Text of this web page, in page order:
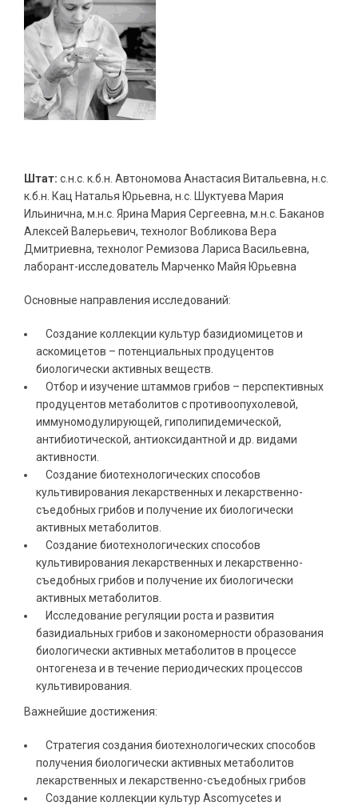
Штат: с.н.с. к.б.н. Автономова Анастасия Витальевна, н.с.
к.б.н. Кац Наталья Юрьевна, н.с. Шуктуева Мария
Ильинична, м.н.с. Ярина Мария Сергеевна, м.н.с. Баканов
Алексей Валерьевич, технолог Вобликова Вера
Дмитриевна, технолог Ремизова Лариса Васильевна,
лаборант-исследователь Марченко Майя Юрьевна
Основные направления исследований:
Создание коллекции культур базидиомицетов и
аскомицетов – потенциальных продуцентов
биологически активных веществ.
Отбор и изучение штаммов грибов – перспективных
продуцентов метаболитов с противоопухолевой,
иммуномодулирующей, гиполипидемической,
антибиотической, антиоксидантной и др. видами
активности.
Создание биотехнологических способов
культивирования лекарственных и лекарственно-
съедобных грибов и получение их биологически
активных метаболитов.
Создание биотехнологических способов
культивирования лекарственных и лекарственно-
съедобных грибов и получение их биологически
активных метаболитов.
Исследование регуляции роста и развития
базидиальных грибов и закономерности образования
биологически активных метаболитов в процессе
онтогенеза и в течение периодических процессов
культивирования.
Важнейшие достижения:
Стратегия создания биотехнологических способов
получения биологически активных метаболитов
лекарственных и лекарственно-съедобных грибов
Создание коллекции культур Ascomycetes и